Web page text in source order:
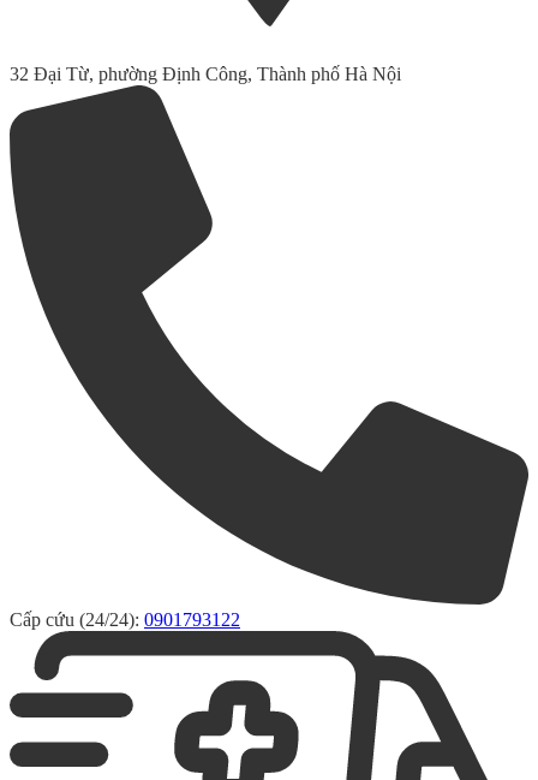
32 Đại Từ, phường Định Công, Thành phố Hà Nội
Cấp cứu (24/24): 0901793122